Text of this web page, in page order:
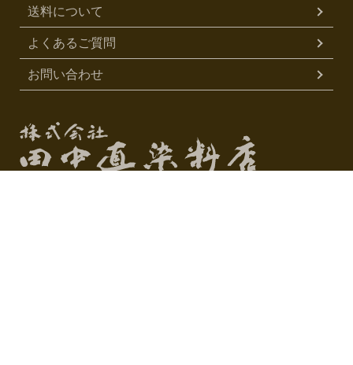
送料について
よくあるご質問
お問い合わせ